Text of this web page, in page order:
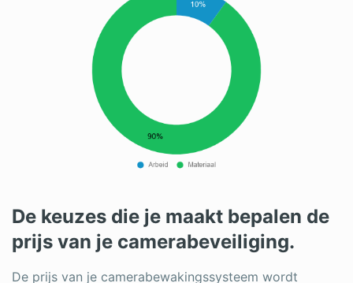
De keuzes die je maakt bepalen de
prijs van je camerabeveiliging.
De prijs van je camerabewakingssysteem wordt